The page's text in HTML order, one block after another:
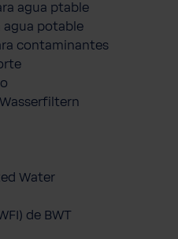
agua ptable
agua potable
contaminantes
Water
de BWT